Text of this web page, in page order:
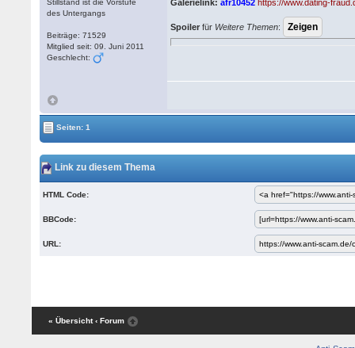
Stillstand ist die Vorstufe
des Untergangs
Beiträge: 71529
Mitglied seit: 09. Juni 2011
Geschlecht:
Galerielink:afr10452 https://www.dating-
Spoiler für Weitere Themen:
Seiten: 1
Link zu diesem Thema
HTML Code:
BBCode:
URL:
« Übersicht ‹ Forum